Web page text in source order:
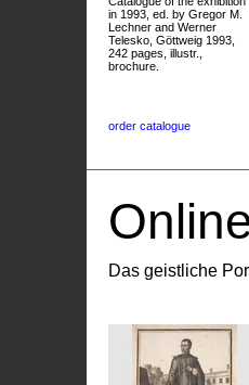
in 1993, ed. by Gregor M.
Lechner and Werner
Telesko, Göttweig 1993,
242 pages, illustr.,
brochure.
order catalogue
Das geistliche